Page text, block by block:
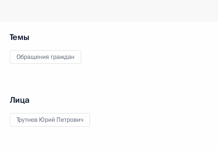
Темы
Обращения граждан
Лица
Трутнев Юрий Петрович